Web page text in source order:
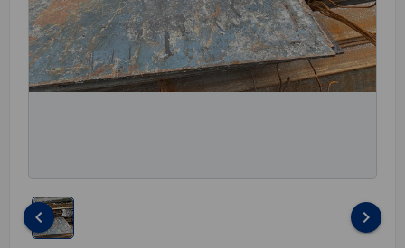
keyboard_arrow_left keyboard_arrow_right